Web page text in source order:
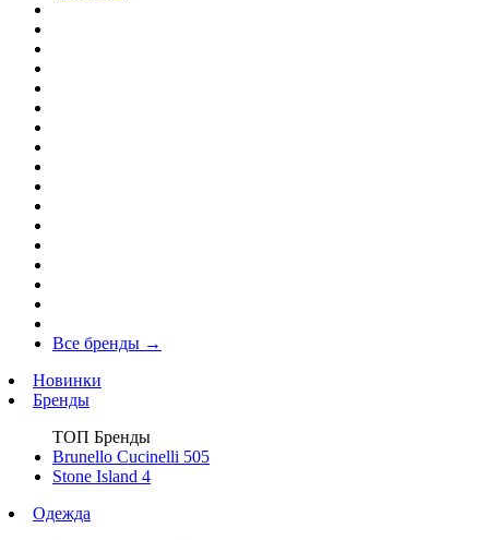
Все бренды →
Новинки
Бренды
ТОП Бренды
Brunello Cucinelli 505
Stone Island 4
Одежда